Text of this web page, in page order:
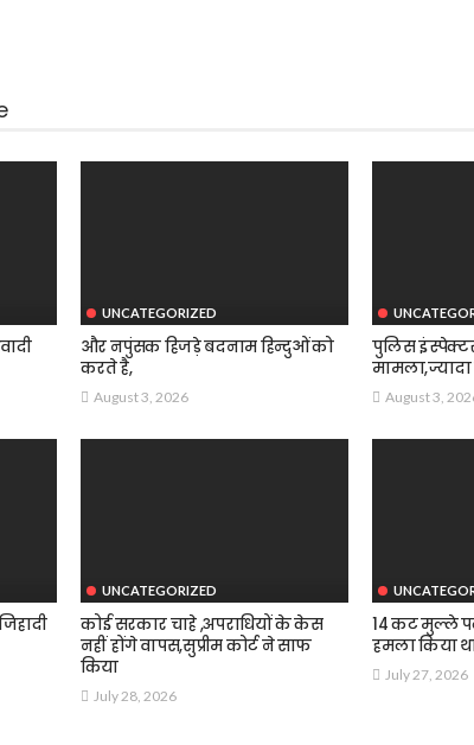
UNCATEGORIZED
और नपुंसक हिजड़े बदनाम हिन्दुओं को
करते है,
August 3, 2026
पुलिस
August 3,
UNCATEGORIZED
कोई सरकार चाहे ,अपराधियों के केस
नहीं होंगे वापस,सुप्रीम कोर्ट ने साफ
किया
July 28, 2026
14 कट मुल्ले
हमला किया
July 27, 2026